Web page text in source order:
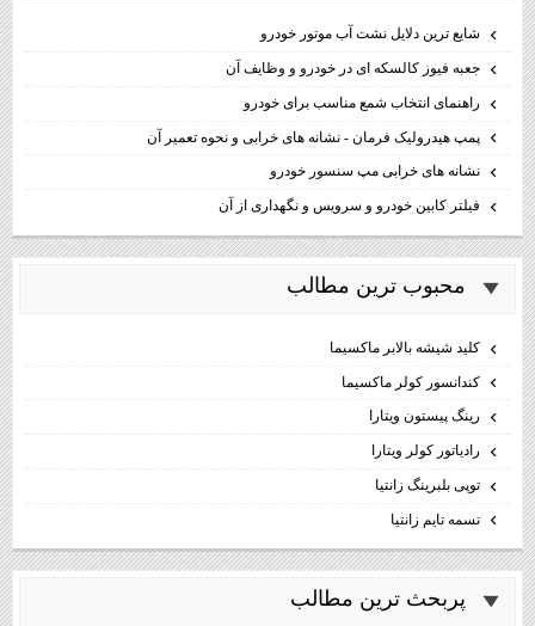
شایع ترین دلایل نشت آب موتور خودرو
جعبه فیوز کالسکه ای در خودرو و وظایف آن
راهنمای انتخاب شمع مناسب برای خودرو
پمپ هیدرولیک فرمان - نشانه های خرابی و نحوه تعمیر آن
نشانه های خرابی مپ سنسور خودرو
فیلتر کابین خودرو و سرویس و نگهداری از آن
محبوب ترين مطالب
كليد شيشه بالابر ماكسيما
كندانسور كولر ماكسيما
رینگ پیستون ویتارا
رادیاتور کولر ویتارا
توپی بلبرینگ زانتیا
تسمه تایم زانتیا
پربحث ترين مطالب